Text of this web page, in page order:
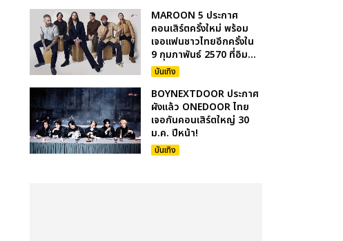
MAROON 5 ประกาศ
คอนเสิร์ตครั้งใหม่ พร้อม
เจอแฟนชาวไทยอีกครั้งใน
9 กุมภาพันธ์ 2570 ที่อิม...
บันเทิง
BOYNEXTDOOR ประกาศ
ผังแล้ว ONEDOOR ไทย
เจอกันคอนเสิร์ตใหญ่ 30
ม.ค. ปีหน้า!
บันเทิง